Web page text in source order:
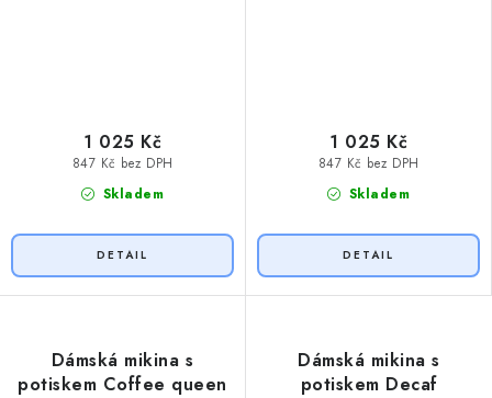
Skladem
847 Kč bez DPH
1 025 Kč
Skladem
847 Kč bez DPH
1 025 Kč
Dámská mikina s
potiskem Coffee queen
Dámská mikina s
potiskem Decaf